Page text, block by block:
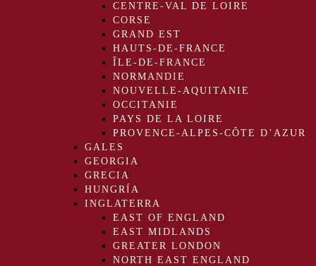
CENTRE-VAL DE LOIRE
CORSE
GRAND EST
HAUTS-DE-FRANCE
ÎLE-DE-FRANCE
NORMANDIE
NOUVELLE-AQUITANIE
OCCITANIE
PAYS DE LA LOIRE
PROVENCE-ALPES-CÔTE D’AZUR
GALES
GEORGIA
GRECIA
HUNGRÍA
INGLATERRA
EAST OF ENGLAND
EAST MIDLANDS
GREATER LONDON
NORTH EAST ENGLAND